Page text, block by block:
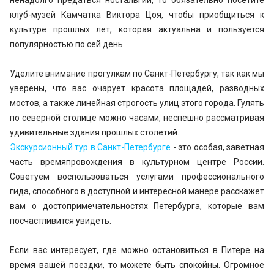
клуб-музей Камчатка Виктора Цоя, чтобы приобщиться к
культуре прошлых лет, которая актуальна и пользуется
популярностью по сей день.
Уделите внимание прогулкам по Санкт-Петербургу, так как мы
уверены, что вас очарует красота площадей, разводных
мостов, а также линейная строгость улиц этого города. Гулять
по северной столице можно часами, неспешно рассматривая
удивительные здания прошлых столетий.
Экскурсионный тур в Санкт-Петербурге - это особая, заветная
часть времяпровождения в культурном центре России.
Советуем воспользоваться услугами профессионального
гида, способного в доступной и интересной манере расскажет
вам о достопримечательностях Петербурга, которые вам
посчастливится увидеть.
Если вас интересует, где можно остановиться в Питере на
время вашей поездки, то можете быть спокойны. Огромное